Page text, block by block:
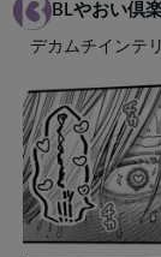
BLやおい倶
デカムチインテ